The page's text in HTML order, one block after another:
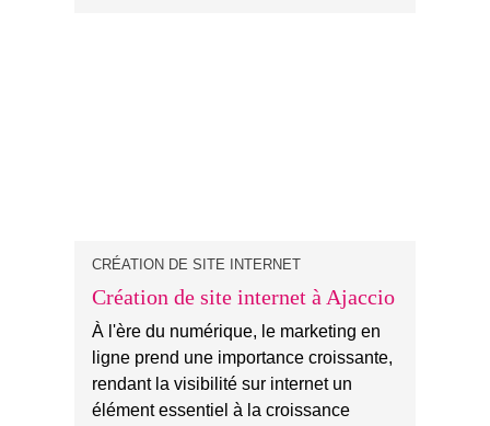
CRÉATION DE SITE INTERNET
Création de site internet à Ajaccio
À l'ère du numérique, le marketing en
ligne prend une importance croissante,
rendant la visibilité sur internet un
élément essentiel à la croissance